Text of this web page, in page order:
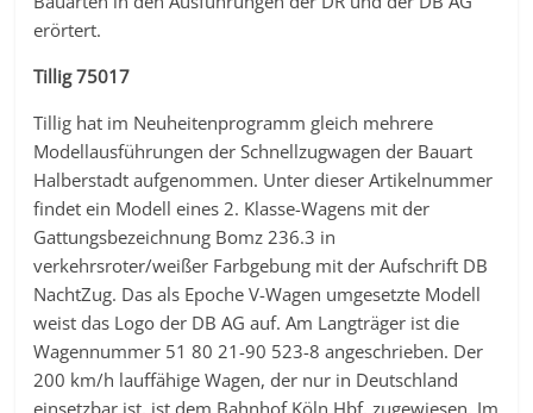
erörtert.
Tillig 75017
Tillig hat im Neuheitenprogramm gleich mehrere
Modellausführungen der Schnellzugwagen der Bauart
Halberstadt aufgenommen. Unter dieser Artikelnummer
findet ein Modell eines 2. Klasse-Wagens mit der
Gattungsbezeichnung Bomz 236.3 in
verkehrsroter/weißer Farbgebung mit der Aufschrift DB
NachtZug. Das als Epoche V-Wagen umgesetzte Modell
weist das Logo der DB AG auf. Am Langträger ist die
Wagennummer 51 80 21-90 523-8 angeschrieben. Der
200 km/h lauffähige Wagen, der nur in Deutschland
einsetzbar ist, ist dem Bahnhof Köln Hbf. zugewiesen. Im